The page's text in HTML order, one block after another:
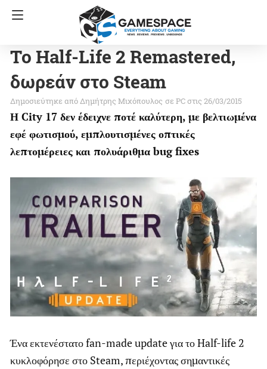
Το Half-Life 2 Remastered,
δωρεάν στο Steam
Δημήτρης Μιχόπουλος σε PCστις 26/03/2015
Η City 17 δεν έδειχνε ποτέ καλύτερη, με βελτιωμένα
εφέ φωτισμού, εμπλουτισμένες οπτικές
λεπτομέρειες και πολυάριθμα bug fixes
Ένα εκτενέστατο fan-made update για το Half-life 2
κυκλοφόρησε στο Steam, περιέχοντας σημαντικές